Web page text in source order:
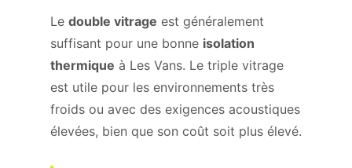
Le double vitrage est généralement
suffisant pour une bonne isolation
thermique à Les Vans. Le triple vitrage
est utile pour les environnements très
froids ou avec des exigences acoustiques
élevées, bien que son coût soit plus élevé.